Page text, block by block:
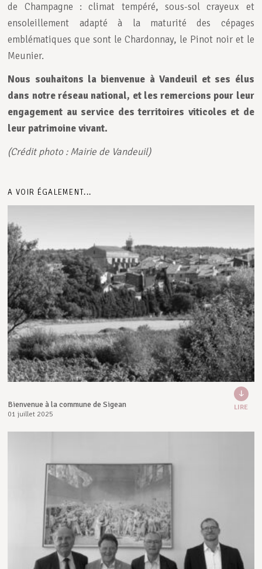
de Champagne : climat tempéré, sous-sol crayeux et
ensoleillement adapté à la maturité des cépages
emblématiques que sont le Chardonnay, le Pinot noir et le
Meunier.
Nous souhaitons la bienvenue à Vandeuil et ses élus
dans notre réseau national, et les remercions pour leur
engagement au service desterritoires viticoles et de
leur patrimoine vivant.
(Crédit photo : Mairie de Vandeuil)
A VOIR ÉGALEMENT...
Bienvenue à la commune de Sigean
01 juillet 2025
LIRE